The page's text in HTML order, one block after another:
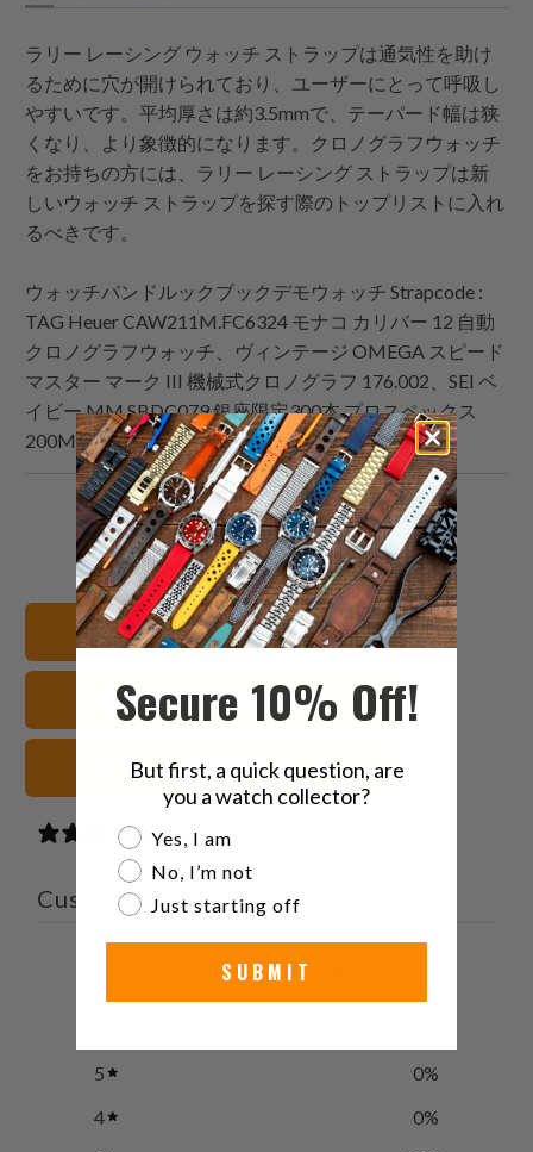
ラリー レーシング ウォッチ ストラップは通気性を助け
るために穴が開けられており、ユーザーにとって呼吸し
やすいです。平均厚さは約3.5mmで、テーパード幅は狭
くなり、より象徴的になります。クロノグラフウォッチ
をお持ちの方には、ラリー レーシング ストラップは新
しいウォッチ ストラップを探す際のトップリストに入れ
るべきです。
ウォッチバンドルックブックデモウォッチStrapcode :
TAG Heuer CAW211M.FC6324 モナコ カリバー 12 自動
クロノグラフウォッチ、ヴィンテージ OMEGA スピード
マスター マーク III 機械式クロノグラフ 176.002、SEI ベ
イビー MM SBDC079 銀座限定300本 プロスペックス
200M ベイビー マリンマスター JDM
こ
の
内
容
を
有
す
Facebook
で
共
有
す
Pinterest
で
共
有
す
こ
の
メ
ー
ル
友
に
送
さ
すべてのバンドを見る
レザー 腕時計ストラップ
ブラック 腕時計ストラップ
1 review
Customer reviews
3 / 51 review
5 0%
4
0%
Secure 10% Off!
But first, a quick question, are
you a watch collector?
Are you a watch collector?
Yes, I am
No, I’m not
Just starting off
SUBMIT